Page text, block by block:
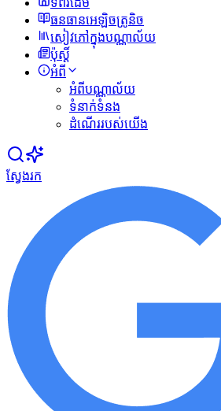
ទំព័រដើម
ធនធានអេឡិចត្រូនិច
សៀវភៅក្នុងបណ្ណាល័យ
ប៉ុស្ដិ៍
អំពី
អំពីបណ្ណាល័យ
ទំនាក់ទំនង
ដំណើររបស់យើង
ស្វែងរក